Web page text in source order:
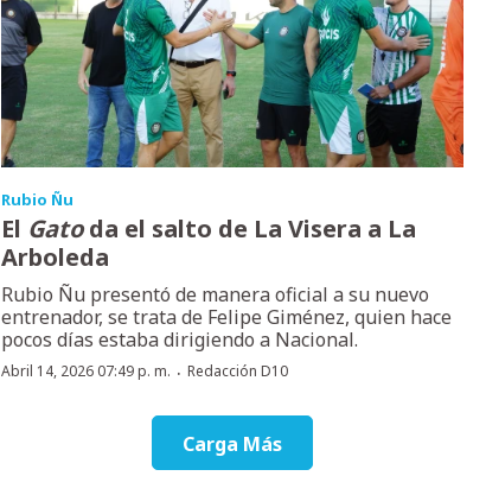
Rubio Ñu
El Gatoda el salto de La Visera a La
Arboleda
Rubio Ñu presentó de manera oficial a su nuevo
entrenador, se trata de Felipe Giménez, quien hace
pocos días estaba dirigiendo a Nacional.
Abril 14, 2026 07:49 p. m. ·Redacción D10
Carga Más